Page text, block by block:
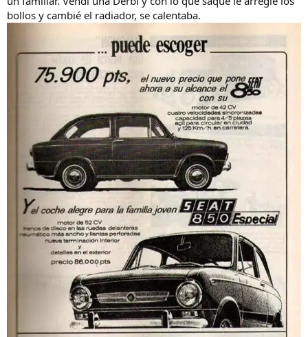
bollos y cambié el radiador, se calentaba.